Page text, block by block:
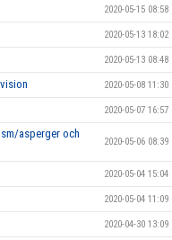
2020-05-15 08:58
2020-05-13 18:02
2020-05-13 08:48
2020-05-08 11:30
2020-05-07 16:57
asperger och
2020-05-06 08:39
2020-05-04 15:04
2020-05-04 11:09
2020-04-30 13:09